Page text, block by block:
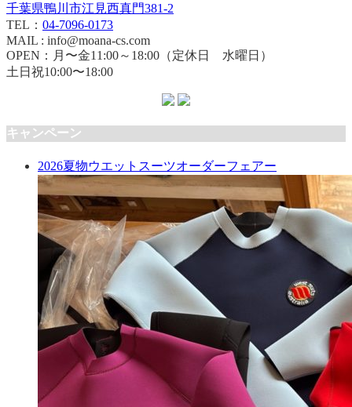
千葉県鴨川市江見西真門381-2
TEL： 04-7096-0173
MAIL : info@moana-cs.com
OPEN：月〜金11:00～18:00（定休日 水曜日）
土日祝10:00〜18:00
キャンペーン
2026夏物ウエットスーツオーダーフェアー